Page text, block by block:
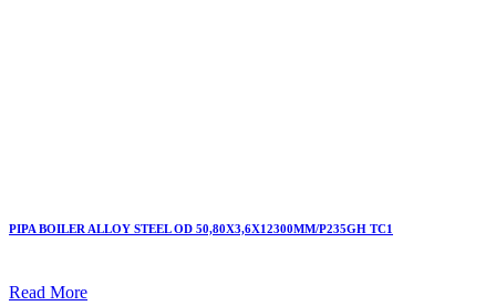
PIPA BOILER ALLOY STEEL OD 50,80X3,6X12300MM/P235GH TC1
Read More